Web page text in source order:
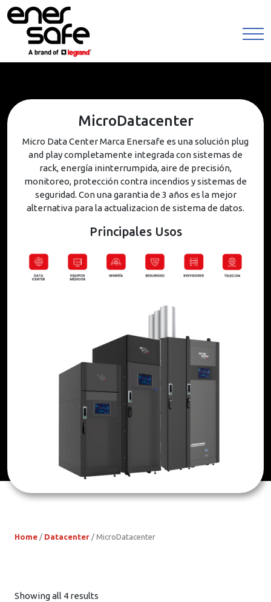
MicroDatacenter
Micro Data Center Marca Enersafe es una solución plug
and play completamente integrada con sistemas de
rack, energía ininterrumpida, aire de precisión,
monitoreo, protección contra incendios y sistemas de
seguridad. Con una garantia de 3 años es la mejor
alternativa para la actualizacion de sistema de datos.
Principales Usos
Home / Datacenter / MicroDatacenter
Showing all 4 results